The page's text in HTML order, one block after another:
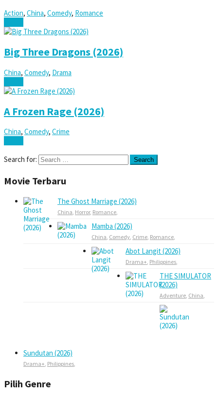
Action, China, Comedy, Romance
Big Three Dragons (2026)
China, Comedy, Drama
A Frozen Rage (2026)
China, Comedy, Crime
Search for:
Movie Terbaru
The Ghost Marriage (2026)
China, Horror, Romance,
Mamba (2026)
China, Comedy, Crime, Romance,
Abot Langit (2026)
Drama+, Philippines,
THE SIMULATOR
(2026)
Adventure, China,
Sundutan (2026)
Drama+, Philippines,
Pilih Genre